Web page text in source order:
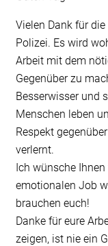
Vielen Dank für
Polizei. Es wird
Arbeit mit dem
Gegenüber zu
Besserwisser und
Menschen leben
Respekt
verlernt.
Ich wünsche
emotionalen Job
brauchen euch!
Danke für eure
zeigen, ist nie ein